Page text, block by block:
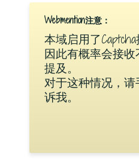
Webmention注意：
本域启用了Captcha
因此有概率会接收
提及。
对于这种情况，
诉我。